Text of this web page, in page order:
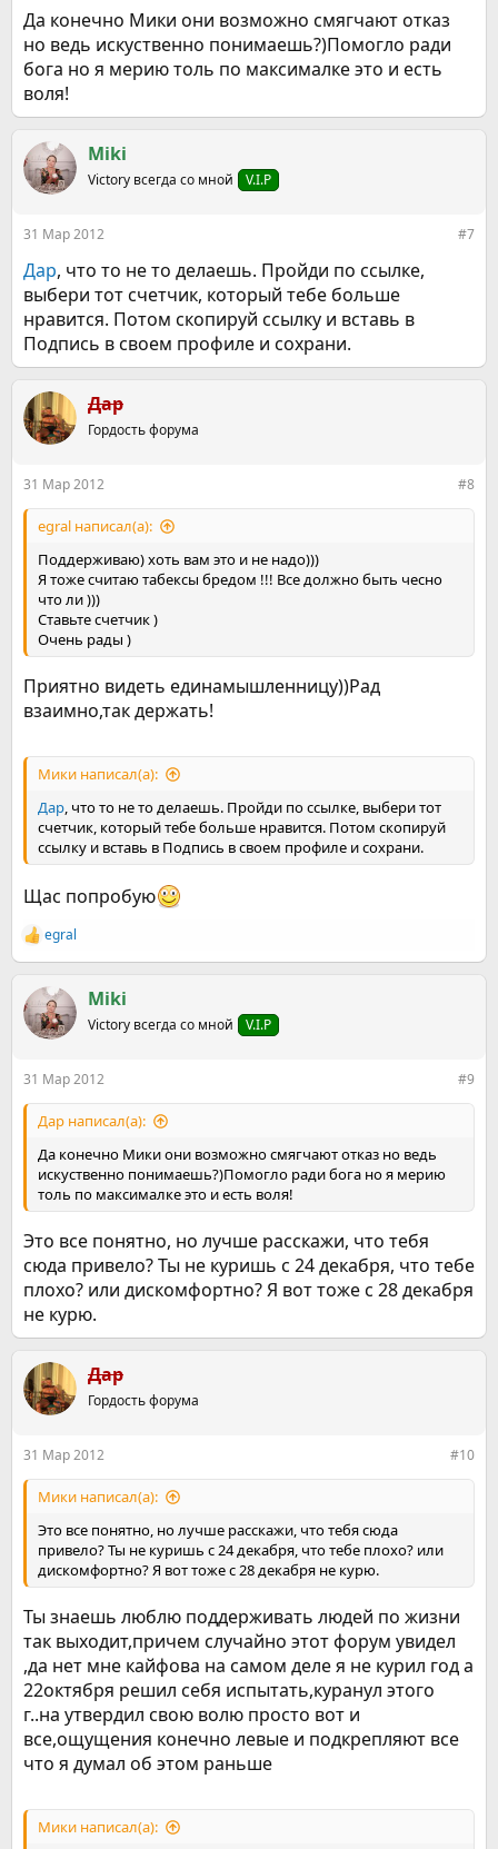
Да конечно Мики они возможно смягчают отказ
но ведь искуственно понимаешь?)Помогло ради
бога но я мерию толь по максималке это и есть
воля!
Miki
Victory всегда со мной V.I.P
31 Мар 2012 #7
Дар, что то не то делаешь. Пройди по ссылке,
выбери тот счетчик, который тебе больше
нравится. Потом скопируй ссылку и вставь в
Подпись в своем профиле и сохрани.
Дар
Гордость форума
31 Мар 2012 #8
egral написал(а):
Поддерживаю) хоть вам это и не надо)))
Я тоже считаю табексы бредом !!! Все должно быть чесно
что ли )))
Ставьте счетчик )
Очень рады )
Приятно видеть единамышленницу))Рад
взаимно,так держать!
Мики написал(а):
Дар, что то не то делаешь. Пройди по ссылке, выбери тот
счетчик, который тебе больше нравится. Потом скопируй
ссылку и вставь в Подпись в своем профиле и сохрани.
Щас попробую
Р
е
к
ц
и
egral
Miki
Victory всегда со мной V.I.P
31 Мар 2012 #9
Дар написал(а):
Да конечно Мики они возможно смягчают отказ но ведь
искуственно понимаешь?)Помогло ради бога но я мерию
толь по максималке это и есть воля!
Это все понятно, но лучше расскажи, что тебя
сюда привело? Ты не куришь с 24 декабря, что тебе
плохо? или дискомфортно? Я вот тоже с 28 декабря
не курю.
Дар
Гордость форума
31 Мар 2012 #10
Мики написал(а):
Это все понятно, но лучше расскажи, что тебя сюда
привело? Ты не куришь с 24 декабря, что тебе плохо? или
дискомфортно? Я вот тоже с 28 декабря не курю.
Ты знаешь люблю поддерживать людей по жизни
так выходит,причем случайно этот форум увидел
,да нет мне кайфова на самом деле я не курил год а
22октября решил себя испытать,куранул этого
г..на утвердил свою волю просто вот и
все,ощущения конечно левые и подкрепляют все
что я думал об этом раньше
Мики написал(а):